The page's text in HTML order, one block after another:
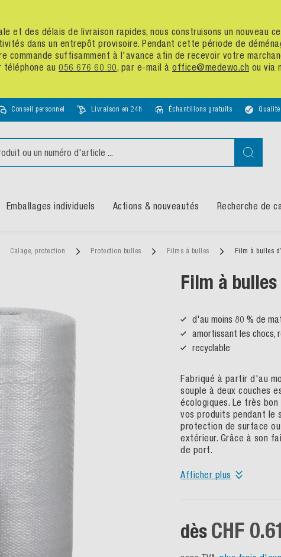
et des délais de livraison rapides, nous construisons un nouveau
dans un entrepôt provisoire. Pendant cette période de
commande suffisamment à l'avance afin de recevoir votre
au 056 676 60 90, par e-mail à office@medewo.ch ou via
Conseil personnel Livraison en 24h Échantillons gratuits
Chercher
Emballages individuels Actions & nouveautés Recherche de
Calage, protection Protection bulles Films à bulles Film à bulles
Film à bulles
d'au moins 80 % de
amortissant les chocs,
recyclable
Fabriqué à partir d'au
souple à deux couches
écologiques. Le très
vos produits pendant le
protection de surface
extérieur. Grâce à son
de port.
Afficher plus
dès CHF 0.61